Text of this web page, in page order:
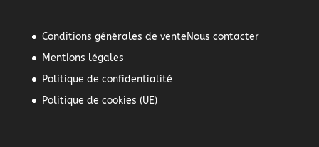
Conditions générales de vente
Mentions légales
Politique de confidentialité
Politique de cookies (UE)
Nous contacter